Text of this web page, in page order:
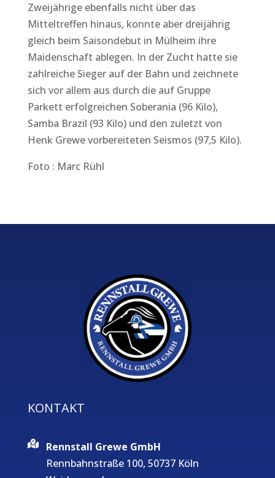
Zweijährige ebenfalls nicht über das
Mitteltreffen hinaus, konnte aber dreijährig
gleich beim Saisondebut in Mülheim ihre
Maidenschaft ablegen. In der Zucht hatte sie
zahlreiche Sieger auf der Bahn und zeichnete
sich vor allem aus durch die auf Gruppe
Parkett erfolgreichen Soberania (96 Kilo),
Samba Brazil (93 Kilo) und den zuletzt von
Henk Grewe vorbereiteten Seismos (97,5 Kilo).
Foto : Marc Rühl
KONTAKT
Rennstall Grewe GmbH
Rennbahnstraße 100, 50737 Köln